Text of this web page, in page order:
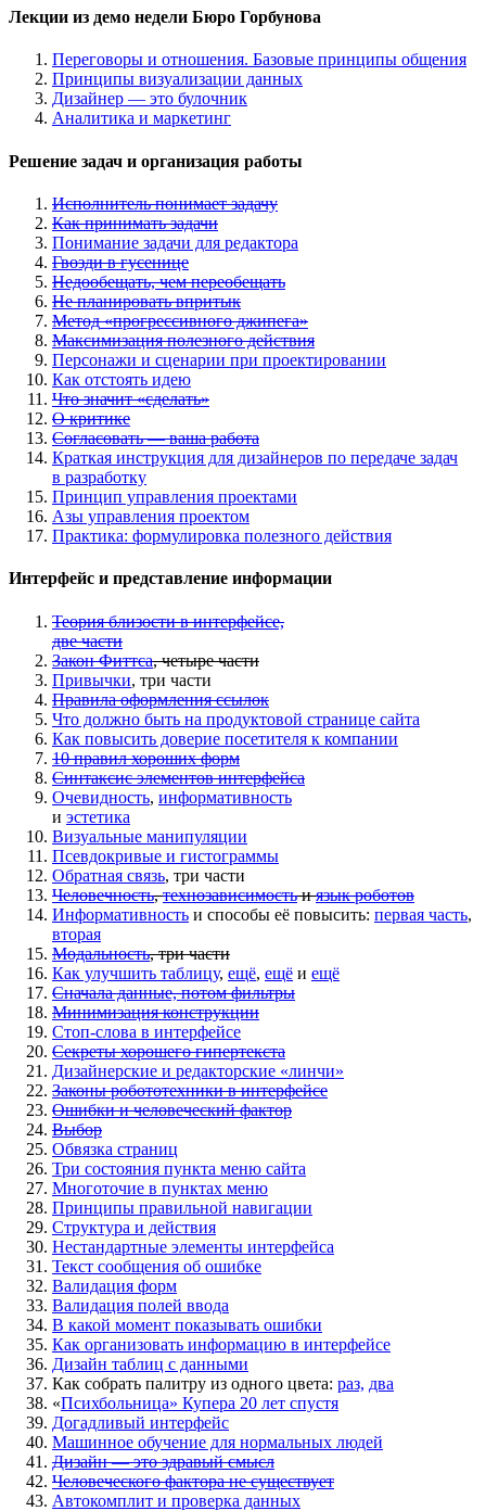
Лекции из демо недели Бюро Горбунова
Переговоры и отношения. Базовые принципы общения
Принципы визуализации данных
Дизайнер — это булочник
Аналитика и маркетинг
Решение задач и организация работы
Исполнитель понимает задачу
Как принимать задачи
Понимание задачи для редактора
Гвозди в гусенице
Недообещать, чем переобещать
Не планировать впритык
Метод «прогрессивного джипега»
Максимизация полезного действия
Персонажи и сценарии при проектировании
Как отстоять идею
Что значит «сделать»
О критике
Согласовать — ваша работа
Краткая инструкция для дизайнеров по передаче задач
в разработку
Принцип управления проектами
Азы управления проектом
Практика: формулировка полезного действия
Интерфейс и представление информации
Теория близости в интерфейсе,
две части
Закон Фиттса, четыре части
Привычки, три части
Правила оформления ссылок
Что должно быть на продуктовой странице сайта
Как повысить доверие посетителя к компании
10 правил хороших форм
Синтаксис элементов интерфейса
Очевидность, информативность
и эстетика
Визуальные манипуляции
Псевдокривые и гистограммы
Обратная связь, три части
Человечность,технозависимостьиязык роботов
Информативность и способы её повысить: первая часть,
вторая
Модальность, три части
Как улучшить таблицу, ещё, ещё и ещё
Сначала данные, потом фильтры
Минимизация конструкции
Стоп-слова в интерфейсе
Секреты хорошего гипертекста
Дизайнерские и редакторские «линчи»
Законы робототехники в интерфейсе
Ошибки и человеческий фактор
Выбор
Обвязка страниц
Три состояния пункта меню сайта
Многоточие в пунктах меню
Принципы правильной навигации
Структура и действия
Нестандартные элементы интерфейса
Текст сообщения об ошибке
Валидация форм
Валидация полей ввода
В какой момент показывать ошибки
Как организовать информацию в интерфейсе
Дизайн таблиц с данными
Как собрать палитру из одного цвета: раз, два
«Психбольница» Купера 20 лет спустя
Догадливый интерфейс
Машинное обучение для нормальных людей
Дизайн — это здравый смысл
Человеческого фактора не существует
Автокомплит и проверка данных